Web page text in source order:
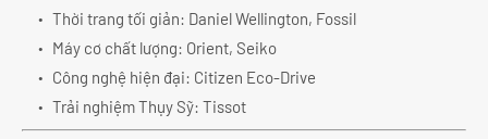
Thời trang tối giản: Daniel Wellington, Fossil
Máy cơ chất lượng: Orient, Seiko
Công nghệ hiện đại: Citizen Eco-Drive
Trải nghiệm Thụy Sỹ: Tissot